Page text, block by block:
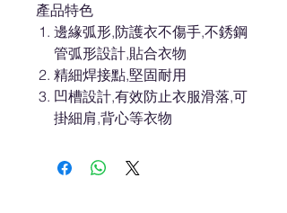
產品特色
邊緣弧形,防護衣不傷手,不銹鋼
管弧形設計,貼合衣物
精細焊接點,堅固耐用
凹槽設計,有效防止衣服滑落,可
掛細肩,背心等衣物